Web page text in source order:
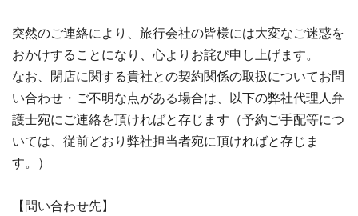
突然のご連絡により、旅行会社の皆様には大変なご迷惑を
おかけすることになり、心よりお詫び申し上げます。
なお、閉店に関する貴社との契約関係の取扱についてお問
い合わせ・ご不明な点がある場合は、以下の弊社代理人弁
護士宛にご連絡を頂ければと存じます（予約ご手配等につ
いては、従前どおり弊社担当者宛に頂ければと存じま
す。）
【問い合わせ先】